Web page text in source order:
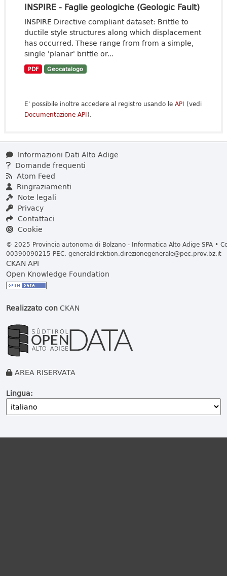
INSPIRE - Faglie geologiche (Geologic Fault)
INSPIRE Directive compliant dataset: Brittle to
ductile style structures along which displacement
has occurred. These range from from a simple,
single 'planar' brittle or...
PDF Geocatalogo
E' possibile inoltre accedere al registro usando le API (vedi
Documentazione API).
Informazioni Dati Alto Adige
Domande frequenti
Atom Feed
Ringraziamenti
Note legali
Privacy
Contattaci
Cookie
© 2025 Provincia autonoma di Bolzano - Informatica Alto Adige SPA •
00390090215 PEC: generaldirektion.direzionegenerale@pec.prov.bz.it
CKAN API
Open Knowledge Foundation
Realizzato conCKAN
AREA RISERVATA
Lingua